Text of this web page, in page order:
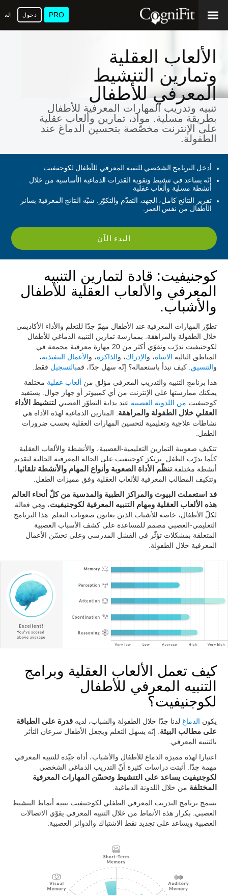
PRO دخول
الألعاب العقلية
وتمارين التنشيط
المعرفي للأطفال
تنبيه وتدريب المهارات المعرفية للأطفال
بطريقة مسلية. مواد، تمارين وألعاب عقلية
على الإنترنت مخصّصة بتحسين الدماغ عند
الطفولة.
أدخل البرنامج الشخصي للتنبيه المعرفي للأطفال لكوجنيفيت
إنّه يساعد في تنشيط وتقوية القدرات الدماغية الأساسية من خلال
أنشطة مسلية وألعاب عقلية
تقرير النتائج كامل، الجهد، التقدّم والتكوّر. شبّه النتائج المعرفية بسائر
الأطفال من نفس العمر.
البدء الآن
كوجنيفيت: قادة لتمارين التنبيه
المعرفي والألعاب العقلية للأطفال
والأشباب.
تطوّر المهارات المعرفية عند الأطفال مهمّ جدّا للتعلم والأداء الأكاديمي
خلال الطفولة والمراهقة. بممارسة تمارين التنيبه الدماغي للأطفال
لكوحنيفيت ندرّب ونقوّي أكثر من 20 مهارة معرفية مجمعة في
المناطق التالية:الانتباه، والإدراك، والذاكرة، والأعمال التنفيذية،
والتنسيق . كيف نبدأ باستعماله؟ إنّه سهل جدّا، قمبالتسجيل فقط.
هذا برنامج التنبيه والتدريب المعرفي مؤلق من ألعاب عقلية مختلقة
يمكنك ممارستها على الإنترنت من أي كمبيوتر أو جهاز جوال. يستفيد
كوجنيفيت من اللدونة العصبية عند بداية التطوّر العصبي لتنشيط الأداء
العقلي خلال الطفولة والمراهقة . المتارين الدماغية لهذه الأداة هي
نشاطات علاجية وتعليمية لتحسين المهارات العقلية بحسب ضرورات
الطفل.
تتكيف صعوببة التمارين التعليمية-العصبية، والأنشطة والألعاب العقلية
كلّما يدرّب الطفل. يرتكز كوجنيفيت على الحالة المعرفية الحالية لتقديم
أنشطة مختلفة.تنظّم الأداة الصعوبة وأنواع المهام والأنشطة تلقائيا،
وتتكيف المطالب المعرفية للألعاب العقلية وفق مميزات الطفل.
فد استعملت البيوت والمراكز الطبية والمدسية من كلّ أنحاء العالم
هذه الألعاب العقلية ومهام التنبيه المعرفية لكوجنيفيت، وهي فعالة
لكلّ الأطفال، خاصة للأشباب الذين يعانون صعوبات التعلم. هذا البرنامج
التعليمي-العصبي مصمم للمساعدة على كشف الأسباب العصبية
المتعلقة بمشكلات تؤثّر في الفشل المدرسي وعلى تحسّن الأعمال
المعرفية خلال الطفولة.
كيف تعمل الألعاب العقلية وبرامج
التنبيه المعرفي للأطفال
لكوجنيفيت؟
يكون الدماغ لدنا جدّا خلال الطفولة والشباب، لديهقدرة على الطباقة
على مطالب البيئة . إنّه يسهل التعلم ويجعل الأطفال سرعان التأثر
بالتنبيه المعرفي.
اعتبارا لهذه مميزة الدماغ للأطفال والأشباب، أداة جيّدة للتنبيه المعرفي
مهمة جدّا. أثبتت دراسات كثيرة أنّ التدريب الدماغي الشخصي
لكوجنيفيت يساعد على التنشيط وتحسّن المهارات المعرفية
المختلفة من خلال اللدونة الدماغية.
يسمح برنامج التدريب المعرفي الطفلي لكوجنيفيت تنبيه أنماط التنشيط
العصبي. بكرار هذه الأنماط من خلال التنبيه المعرفي يقوّي الاتصالات
العصبية ويساعد على تجديد نقط الاشتباك والدوائر العصبية.